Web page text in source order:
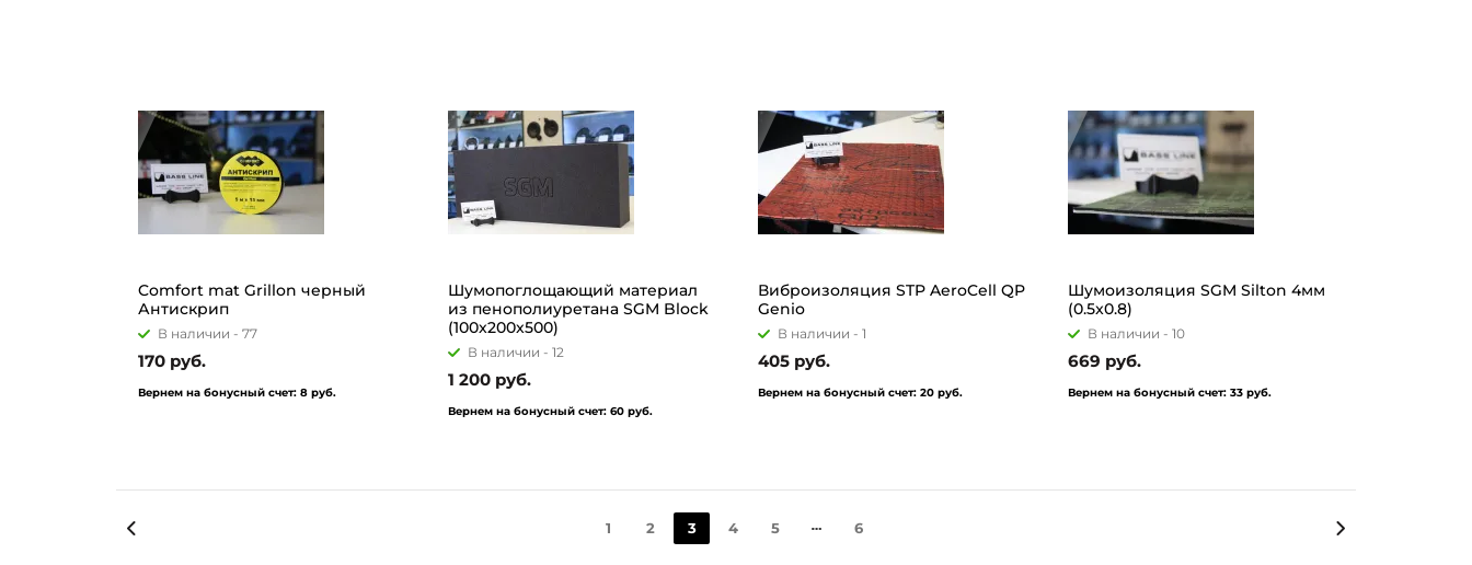
Comfort mat Grillon черный
Антискрип
В наличии - 77
170 руб.
Вернем на бонусный счет: 8 руб.
Шумопоглощающий материал
из пенополиуретана SGM Block
(100x200x500)
В наличии - 12
1 200 руб.
Вернем на бонусный счет: 60 руб.
Виброизоляция STP AeroCell QP
Genio
В наличии - 1
405 руб.
Вернем на бонусный счет: 20 руб.
Шумоизоляция SGM Silton 4мм
(0.5x0.8)
В наличии - 10
669 руб.
Вернем на бонусный счет: 33 руб.
1 2 3 4 5 6